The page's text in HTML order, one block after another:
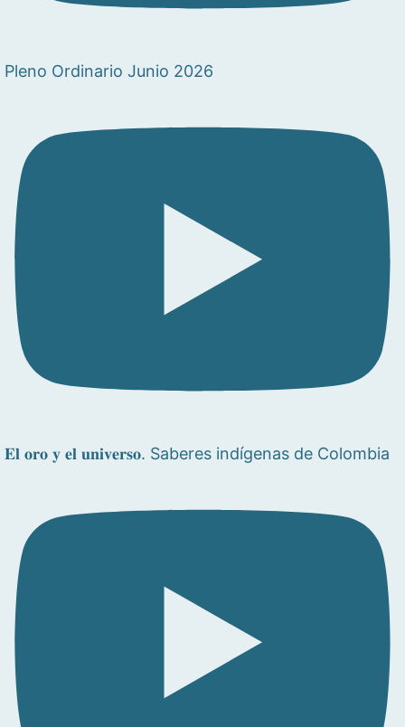
Pleno Ordinario Junio 2026
𝐄𝐥 𝐨𝐫𝐨 𝐲 𝐞𝐥 𝐮𝐧𝐢𝐯𝐞𝐫𝐬𝐨. Saberes indígenas de Colombia